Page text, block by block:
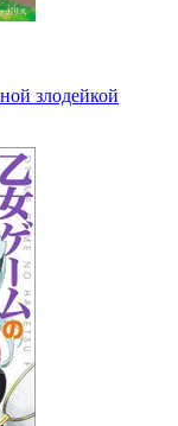
злодейкой